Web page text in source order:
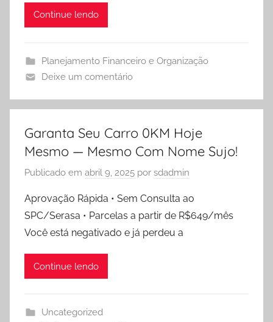
Continue lendo
Planejamento Financeiro e Organização
Deixe um comentário
Garanta Seu Carro 0KM Hoje
Mesmo — Mesmo Com Nome Sujo!
Publicado em abril 9, 2025 por sdadmin
Aprovação Rápida • Sem Consulta ao
SPC/Serasa • Parcelas a partir de R$649/mês
Você está negativado e já perdeu a
Continue lendo
Uncategorized